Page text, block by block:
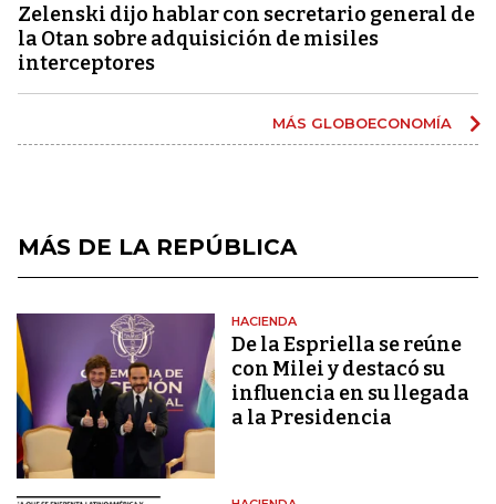
Zelenski dijo hablar con secretario general de
la Otan sobre adquisición de misiles
interceptores
MÁS GLOBOECONOMÍA
MÁS DE LA REPÚBLICA
HACIENDA
De la Espriella se reúne
con Milei y destacó su
influencia en su llegada
a la Presidencia